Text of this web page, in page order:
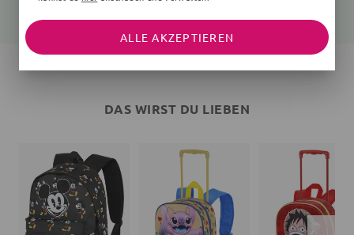
DAS WIRST DU LIEBEN
ALLE AKZEPTIEREN